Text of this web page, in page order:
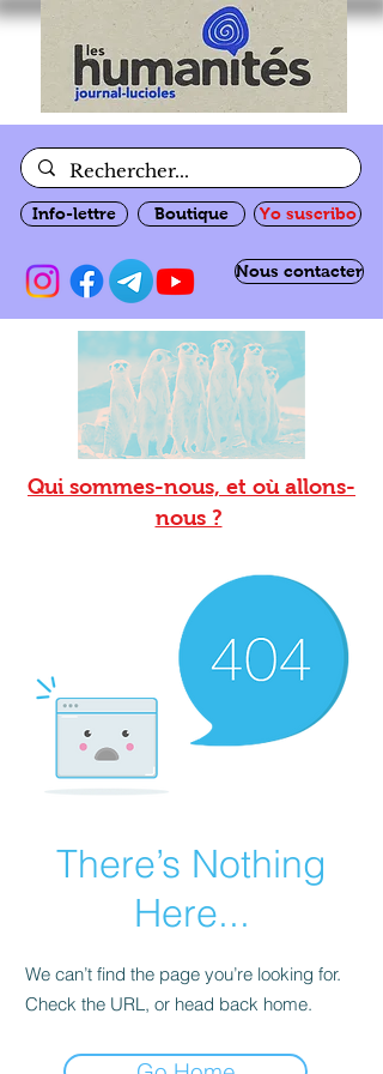
Info-lettre Boutique Yo suscribo
Nous contacter
Qui sommes-nous, et où allons-
nous ?
There’s Nothing
Here...
We can’t find the page you’re looking for.
Check the URL, or head back home.